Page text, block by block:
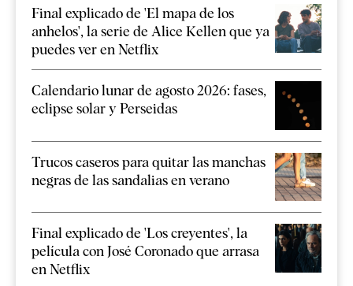
Final explicado de 'El mapa de los
anhelos', la serie de Alice Kellen que ya
puedes ver en Netflix
Calendario lunar de agosto 2026: fases,
eclipse solar y Perseidas
Trucos caseros para quitar las manchas
negras de las sandalias en verano
Final explicado de 'Los creyentes', la
película con José Coronado que arrasa
en Netflix